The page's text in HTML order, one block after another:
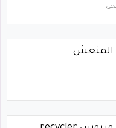
المنعش